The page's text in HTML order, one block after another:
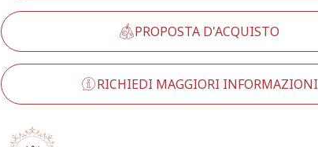
PROPOSTA D'ACQUISTO
RICHIEDI MAGGIORI INFORMAZIONI